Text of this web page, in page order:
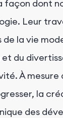
façon dont
Leur
de la vie
du
À mesure
la
des